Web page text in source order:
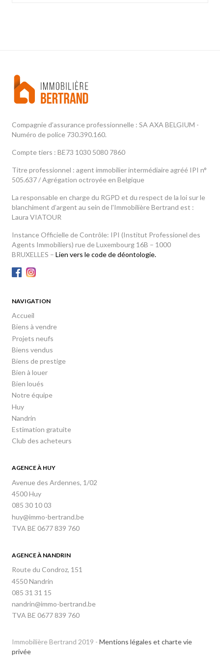
Compagnie d’assurance professionnelle : SA AXA BELGIUM -
Numéro de police 730.390.160.
Compte tiers : BE73 1030 5080 7860
Titre professionnel : agent immobilier intermédiaire agréé IPI n°
505.637 / Agrégation octroyée en Belgique
La responsable en charge du RGPD et du respect de la loi sur le
blanchiment d’argent au sein de l'Immobilière Bertrand est :
Laura VIATOUR
Instance Officielle de Contrôle: IPI (Institut Professionel des
Agents Immobiliers) rue de Luxembourg 16B – 1000
BRUXELLES – Lien vers le code de déontologie.
NAVIGATION
Accueil
Biens à vendre
Projets neufs
Biens vendus
Biens de prestige
Bien à louer
Bien loués
Notre équipe
Huy
Nandrin
Estimation gratuite
Club des acheteurs
AGENCE À HUY
Avenue des Ardennes, 1/02
4500 Huy
085 30 10 03
huy@immo-bertrand.be
TVA BE 0677 839 760
AGENCE À NANDRIN
Route du Condroz, 151
4550 Nandrin
085 31 31 15
nandrin@immo-bertrand.be
TVA BE 0677 839 760
Immobilière Bertrand 2019 - Mentions légales et charte vie
privée